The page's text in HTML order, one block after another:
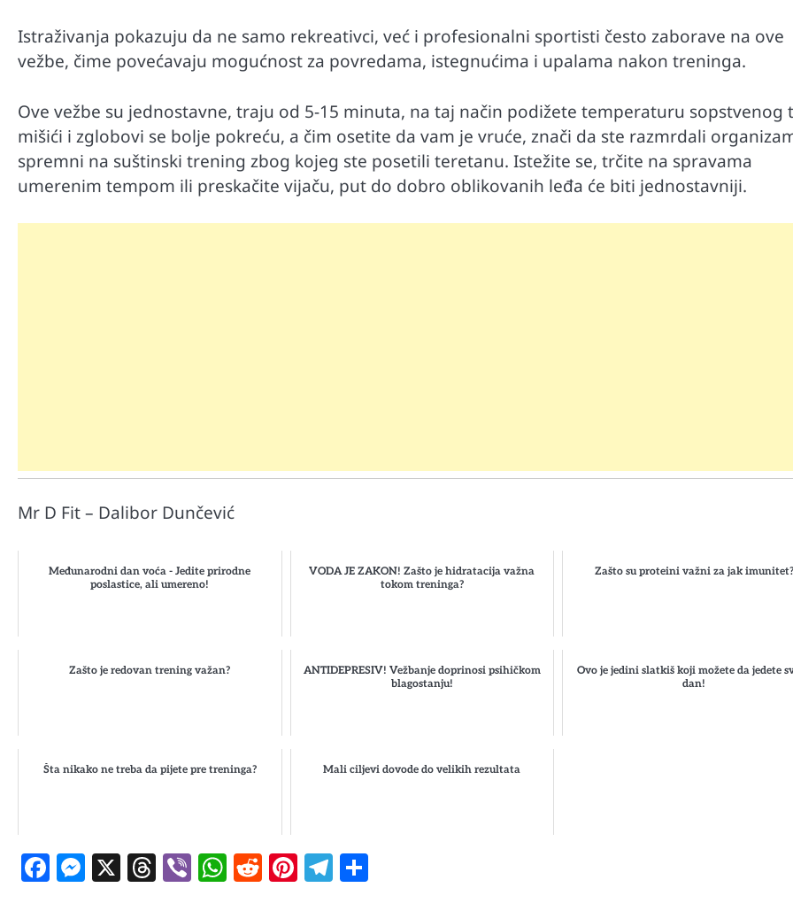
Istraživanja pokazuju da ne samo rekreativci, već i profesionalni sportisti često zaborave na ove
vežbe, čime povećavaju mogućnost za povredama, istegnućima i upalama nakon treninga.
Ove vežbe su jednostavne, traju od 5-15 minuta, na taj način podižete temperaturu sopstvenog
mišići i zglobovi se bolje pokreću, a čim osetite da vam je vruće, znači da ste razmrdali
spremni na suštinski trening zbog kojeg ste posetili teretanu. Istežite se, trčite na spravama
umerenim tempom ili preskačite vijaču, put do dobro oblikovanih leđa će biti jednostavniji.
Mr D Fit – Dalibor Dunčević
Međunarodni dan voća - Jedite prirodne
poslastice, ali umereno!
VODA JE ZAKON! Zašto je hidratacija važna
tokom treninga?
Zašto su proteini važni za jak imunitet?
Zašto je redovan trening važan?
ANTIDEPRESIV! Vežbanje doprinosi psihičkom
blagostanju!
Ovo je jedini slatkiš koji možete da jedete
dan!
Šta nikako ne treba da pijete pre treninga? Mali ciljevi dovode do velikih rezultata
Facebook
Messenger
X Threads
ViberWhatsApp
Reddit
Pinterest
Telegram